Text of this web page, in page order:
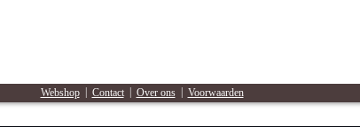
Webshop| Contact| Over ons| Voorwaarden